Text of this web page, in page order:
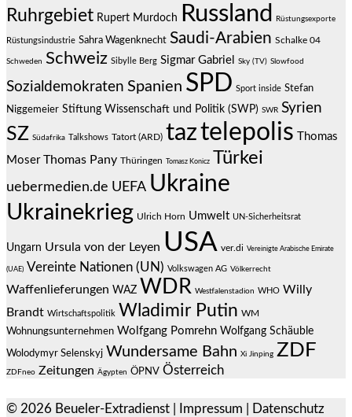
Ruhrgebiet Rupert Murdoch Russland Rüstungsexporte
Rüstungsindustrie Sahra Wagenknecht Saudi-Arabien Schalke 04
Schweden Schweiz Sibylle Berg Sigmar Gabriel Sky (TV) Slowfood
Sozialdemokraten Spanien SPD Sport inside Stefan
Niggemeier Stiftung Wissenschaft und Politik (SWP) SWR Syrien
SZ Südafrika Talkshows Tatort (ARD) taztelepolis Thomas
Moser Thomas Pany Thüringen Tomasz Konicz Türkei
uebermedien.de UEFA Ukraine
Ukrainekrieg Ulrich Horn Umwelt UN-Sicherheitsrat
Ungarn Ursula von der Leyen USA ver.di Vereinigte Arabische Emirate
(UAE) Vereinte Nationen (UN) Volkswagen AG Völkerrecht
Waffenlieferungen WAZ WDR Westfalenstadion WHO Willy
Brandt Wirtschaftspolitik Wladimir Putin WM
Wohnungsunternehmen Wolfgang Pomrehn Wolfgang Schäuble
Wolodymyr Selenskyj Wundersame Bahn Xi Jinping ZDF
ZDFneo Zeitungen Ägypten ÖPNV Österreich
© 2026 Beueler-Extradienst Impressum Datenschutz